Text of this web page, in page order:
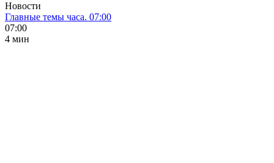
Новости
Главные темы часа. 07:00
07:00
4 мин